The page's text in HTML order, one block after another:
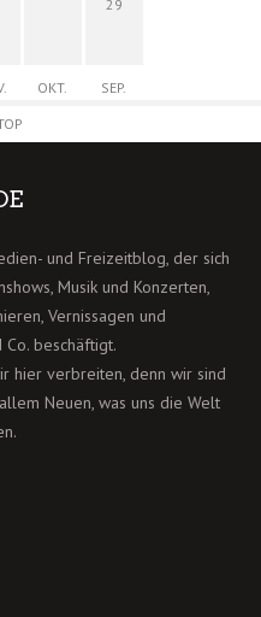
OKT.
29
SEP.
und Freizeitblog, der sich
Musik und Konzerten,
Vernissagen und
Co. beschäftigt.
hier verbreiten, denn wir sind
Neuen, was uns die Welt